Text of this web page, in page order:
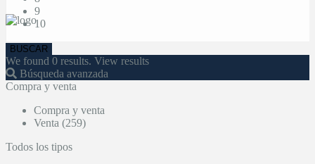
9
10
We found 0 results. View results
Búsqueda avanzada
Compra y venta
Compra y venta
Venta (259)
Todos los tipos